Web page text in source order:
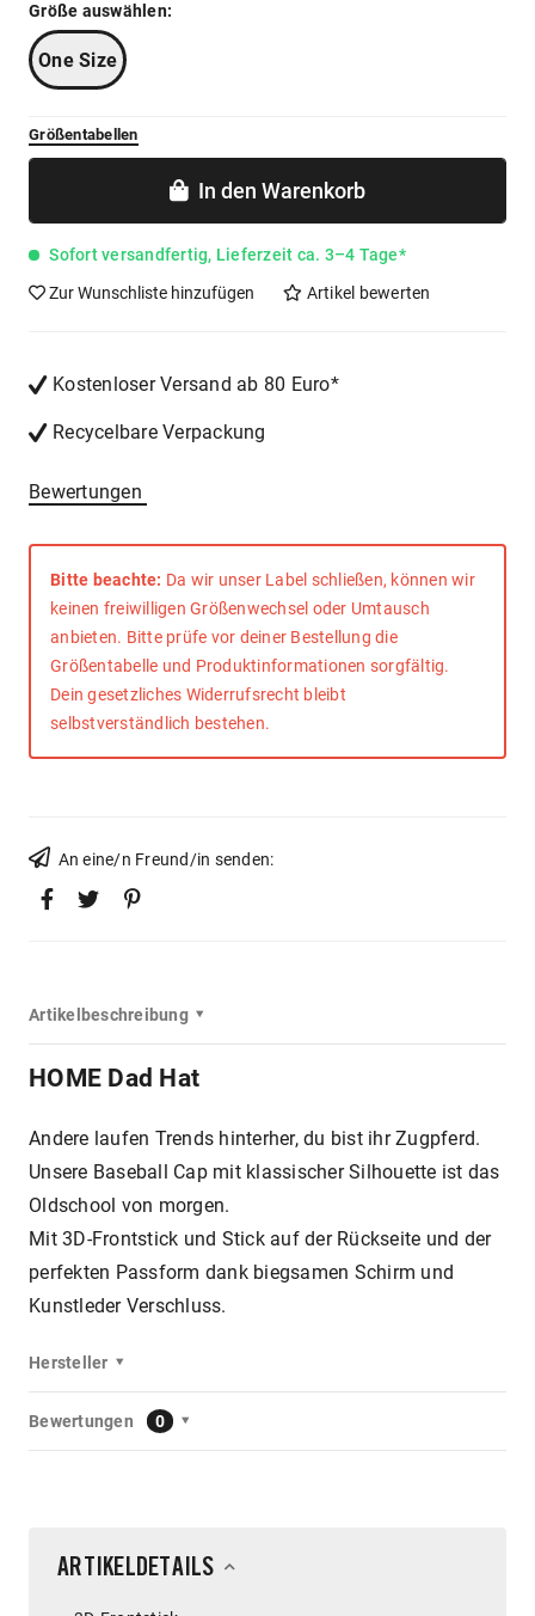
Größe auswählen:
One Size
Größentabellen
In den Warenkorb
Sofort versandfertig, Lieferzeit ca. 3–4 Tage*
Zur Wunschliste hinzufügen
Artikel bewerten
Kostenloser Versand ab 80 Euro*
Recycelbare Verpackung
Bewertungen
Bitte beachte: Da wir unser Label schließen, können wir
keinen freiwilligen Größenwechsel oder Umtausch
anbieten. Bitte prüfe vor deiner Bestellung die
Größentabelle und Produktinformationen sorgfältig.
Dein gesetzliches Widerrufsrecht bleibt
selbstverständlich bestehen.
An eine/n Freund/in senden:
Artikelbeschreibung
HOME Dad Hat
Andere laufen Trends hinterher, du bist ihr Zugpferd.
Unsere Baseball Cap mit klassischer Silhouette ist das
Oldschool von morgen.
Mit 3D-Frontstick und Stick auf der Rückseite und der
perfekten Passform dank biegsamen Schirm und
Kunstleder Verschluss.
Hersteller
Bewertungen 0
ARTIKELDETAILS